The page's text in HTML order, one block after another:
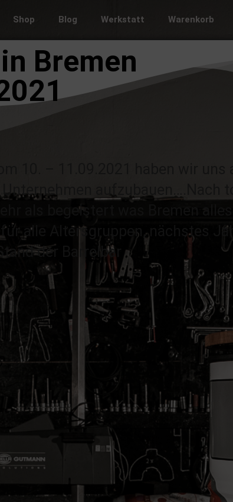
Shop Blog Werkstatt Warenkorb
Bremen
10. – 11.09.2021 haben wir uns
aufzubauen….Nach
als begeistert was Bremen alles
alle Altersgruppen, nächstes
der Barrelbar